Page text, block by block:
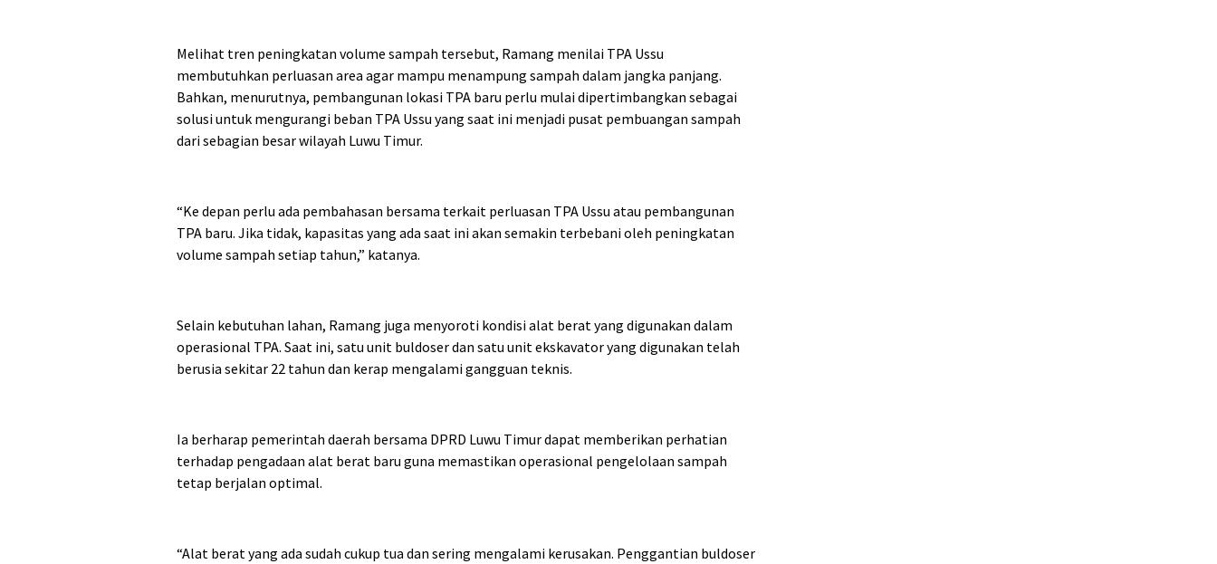
Melihat tren peningkatan volume sampah tersebut, Ramang menilai TPA Ussu
membutuhkan perluasan area agar mampu menampung sampah dalam jangka panjang.
Bahkan, menurutnya, pembangunan lokasi TPA baru perlu mulai dipertimbangkan sebagai
solusi untuk mengurangi beban TPA Ussu yang saat ini menjadi pusat pembuangan sampah
dari sebagian besar wilayah Luwu Timur.
“Ke depan perlu ada pembahasan bersama terkait perluasan TPA Ussu atau pembangunan
TPA baru. Jika tidak, kapasitas yang ada saat ini akan semakin terbebani oleh peningkatan
volume sampah setiap tahun,” katanya.
Selain kebutuhan lahan, Ramang juga menyoroti kondisi alat berat yang digunakan dalam
operasional TPA. Saat ini, satu unit buldoser dan satu unit ekskavator yang digunakan telah
berusia sekitar 22 tahun dan kerap mengalami gangguan teknis.
Ia berharap pemerintah daerah bersama DPRD Luwu Timur dapat memberikan perhatian
terhadap pengadaan alat berat baru guna memastikan operasional pengelolaan sampah
tetap berjalan optimal.
“Alat berat yang ada sudah cukup tua dan sering mengalami kerusakan. Penggantian buldoser